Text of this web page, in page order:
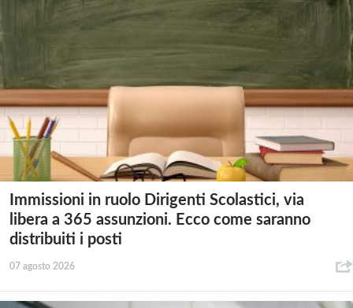
Immissioni in ruolo Dirigenti Scolastici, via
libera a 365 assunzioni. Ecco come saranno
distribuiti i posti
07 agosto 2026